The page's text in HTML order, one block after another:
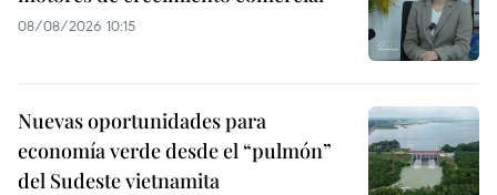
08/08/2026 10:15
Nuevas oportunidades para
economía verde desde el “pulmón”
del Sudeste vietnamita